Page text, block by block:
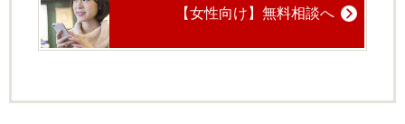
【女性向け】無料相談へ